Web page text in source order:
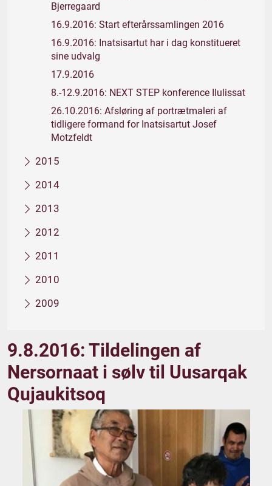
Bjerregaard
16.9.2016: Start efterårssamlingen 2016
16.9.2016: Inatsisartut har i dag konstitueret
sine udvalg
17.9.2016
8.-12.9.2016: NEXT STEP konference Ilulissat
26.10.2016: Afsløring af portrætmaleri af
tidligere formand for Inatsisartut Josef
Motzfeldt
2015
2014
2013
2012
2011
2010
2009
9.8.2016: Tildelingen af
Nersornaat i sølv til Uusarqak
Qujaukitsoq